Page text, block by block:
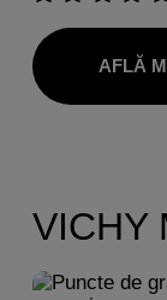
AFLĂ
VICHY